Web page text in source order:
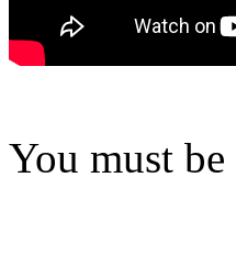
You must